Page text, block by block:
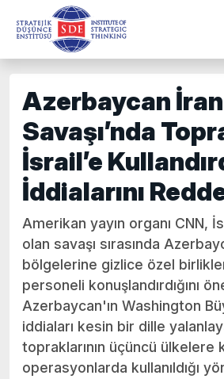
Azerbaycan İran
Savaşı’nda
İsrail’e
İddialarını
Amerikan yayın organı CNN,
olan savaşı sırasında
bölgelerine gizlice özel
personeli konuşlandırdığını
Azerbaycan'ın Washington
iddiaları kesin bir dille
topraklarının üçüncü ülkelere
operasyonlarda kullanıldığı